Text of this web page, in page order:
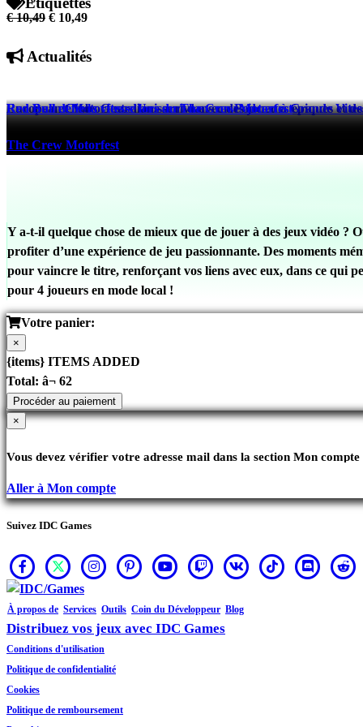
€ 10,49 € 10,49
Actualités
European Clubs Guardians arrive avec des joueurs épiques et
eFootball™ 520 days ago
Red Bull et Motorfest s’Unissent dans un Podcast à Grande
The Crew Motorfest
Red Bull défie la vitesse lors du The Crew Motorfest
The Crew Motorfest
Y a-t-il quelque chose de mieux que de jouer à des jeux vidéo ?
profiter d’une expérience de jeu passionnante. Des moments
pour vaincre le titre, renforçant vos liens avec eux, dans ce qui
pour 4 joueurs en mode local !
Votre panier:
×
{items} ITEMS ADDED
Total: â¬ 62
Procéder au paiement
×
Vous devez vérifier votre adresse mail dans la section Mon
Aller à Mon compte
Suivez IDC Games
À propos de Services Outils Coin du Développeur Blog
Distribuez vos jeux avec IDC Games
Conditions d'utilisation
Politique de confidentialité
Cookies
Politique de remboursement